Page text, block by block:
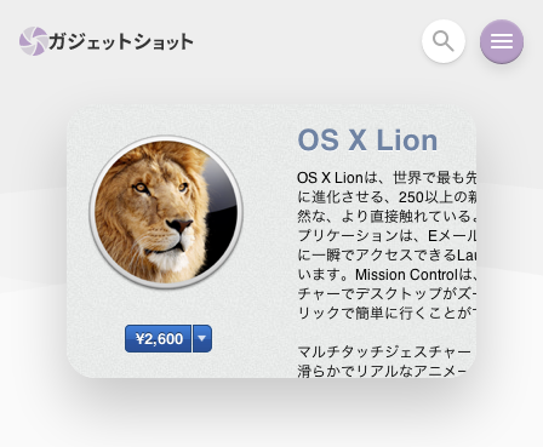
スマホ PC関連 カメラ
セール情報 スマートホーム アクションカメラ カメラ
Android コラム
ニュース 周辺機器